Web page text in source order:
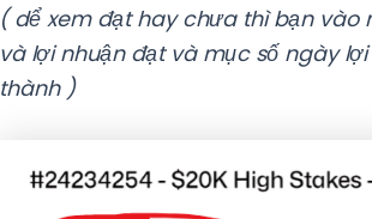
( dể xem đạt hay chưa thì bạn
và lợi nhuận đạt và mục số ngày
thành )